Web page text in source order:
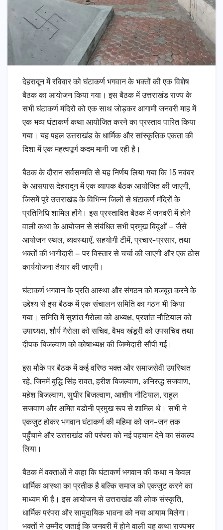
देहरादून में रविवार को घंटाकर्ण भगवान के भक्तों की एक विशेष
बैठक का आयोजन किया गया। इस बैठक में उत्तराखंड राज्य के
सभी घंटाकर्ण मंदिरों को एक साथ जोड़कर आगामी जनवरी माह में
एक भव्य घंटाकर्ण कथा आयोजित करने का प्रस्ताव पारित किया
गया। यह पहल उत्तराखंड के धार्मिक और सांस्कृतिक एकता की
दिशा में एक महत्वपूर्ण कदम मानी जा रही है।
बैठक के दौरान सर्वसम्मति से यह निर्णय लिया गया कि 15 नवंबर
के आसपास देहरादून में एक व्यापक बैठक आयोजित की जाएगी,
जिसमें पूरे उत्तराखंड के विभिन्न जिलों से घंटाकर्ण मंदिरों के
प्रतिनिधि शामिल होंगे। इस प्रस्तावित बैठक में जनवरी में होने
वाली कथा के आयोजन से संबंधित सभी प्रमुख बिंदुओं — जैसे
आयोजन स्थल, व्यवस्थाएँ, सहयोगी टीमें, प्रचार-प्रसार, तथा
भक्तों की भागीदारी — पर विस्तार से चर्चा की जाएगी और एक ठोस
कार्ययोजना तैयार की जाएगी।
घंटाकर्ण भगवान के प्रति आस्था और संगठन को मजबूत करने के
उद्देश्य से इस बैठक में एक संचालन समिति का गठन भी किया
गया। समिति में सुशांत गैरोला को अध्यक्ष, प्रशांत नौटियाल को
उपाध्यक्ष, शौर्य गैरोला को सचिव, वैभव खंडूरी को उपसचिव तथा
दीपक बिजल्वाण को कोषाध्यक्ष की जिम्मेदारी सौंपी गई।
इस मौके पर बैठक में कई वरिष्ठ भक्त और समाजसेवी उपस्थित
रहे, जिनमें बुद्धि सिंह रावत, हरीश बिजल्वाण, अनिरुद्ध सजवाण,
महेश बिजल्वाण, सुधीर बिजल्वाण, आशीष नौटियाल, राहुल
सजवाण और अमित बडोनी प्रमुख रूप से शामिल थे। सभी ने
एकजुट होकर भगवान घंटाकर्ण की महिमा को जन-जन तक
पहुँचाने और उत्तराखंड की परंपरा को नई पहचान देने का संकल्प
लिया।
बैठक में वक्ताओं ने कहा कि घंटाकर्ण भगवान की कथा न केवल
धार्मिक आस्था का प्रतीक है बल्कि समाज को एकजुट करने का
माध्यम भी है। इस आयोजन से उत्तराखंड की लोक संस्कृति,
धार्मिक परंपरा और सामुदायिक भावना को नया आयाम मिलेगा।
भक्तों ने उम्मीद जताई कि जनवरी में होने वाली यह कथा राज्यभर